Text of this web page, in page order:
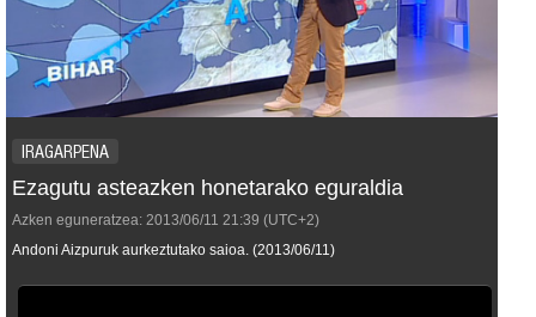
IRAGARPENA
Ezagutu asteazken honetarako eguraldia
Azken eguneratzea: 2013/06/11 21:39 (UTC+2)
Andoni Aizpuruk aurkeztutako saioa. (2013/06/11)